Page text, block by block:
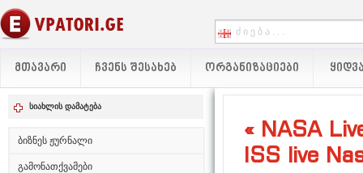
ᲛᲗᲐᲕᲐᲠᲘ ᲩᲕᲔᲜᲡ ᲨᲔᲡᲐᲮᲔᲑ ᲝᲠᲒᲐᲜᲘᲖᲐᲪᲘᲔᲑᲘ
სიახლის დამატება
ბიზნეს ჟურნალი
გამონათქვამები
« NASA
ISS live